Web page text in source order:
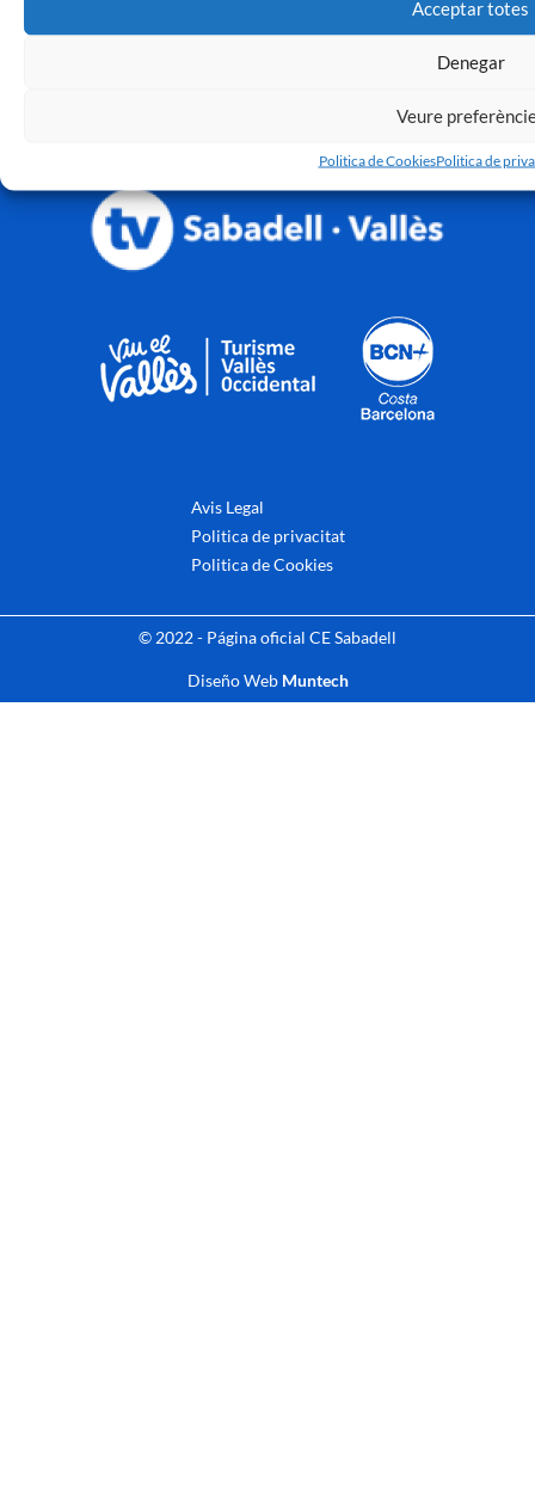
Acceptar totes
Denegar
Veure
Politica de CookiesPolitica de
Avis Legal
Politica de privacitat
Politica de Cookies
© 2022 - Página oficial CE Sabadell
Diseño Web Muntech